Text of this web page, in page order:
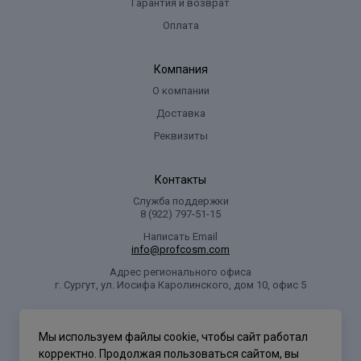
Гарантия и возврат
Оплата
Компания
О компании
Доставка
Реквизиты
Контакты
Служба поддержки
8 (922) 797‑51-15
Написать Email
info@profcosm.com
Адрес регионального офиса
г. Сургут, ул. Иосифа Каролинского, дом 10, офис 5
Мы используем файлы cookie, чтобы сайт работал
корректно. Продолжая пользоваться сайтом, вы